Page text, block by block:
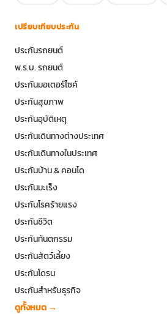
เปรียบเทียบประกัน
ประกันรถยนต์
พ.ร.บ. รถยนต์
ประกันมอเตอร์ไซค์
ประกันสุขภาพ
ประกันอุบัติเหตุ
ประกันเดินทางต่างประเทศ
ประกันเดินทางในประเทศ
ประกันบ้าน & คอนโด
ประกันมะเร็ง
ประกันโรคร้ายแรง
ประกันชีวิต
ประกันทันตกรรม
ประกันสัตว์เลี้ยง
ประกันโดรน
ประกันสำหรับธุรกิจ
ดูทั้งหมด →